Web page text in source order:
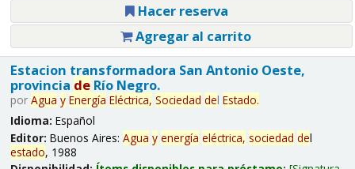
Hacer reserva
Agregar al carrito
Estacion transformadora San Antonio Oeste,
provincia deRío Negro.
por Agua y Energía Eléctrica, Sociedad del Estado.
Idioma: Español
Editor: Buenos Aires: Agua y energía eléctrica, sociedad del
estado, 1988